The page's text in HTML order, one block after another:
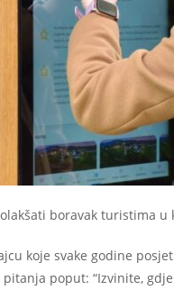
boravak turistima
koje svake godine
poput: “Izvinite,